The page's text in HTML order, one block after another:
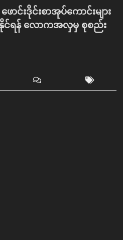
ာင်းဒိုင်းစာအုပ်ကောင်းများ
င်ရန် လောကအလှမှ စုစည်း